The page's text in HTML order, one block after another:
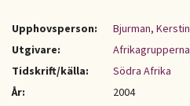
Upphovsperson:
Bjurman, Kerstin
Utgivare:
Afrikagrupperna
Tidskrift/källa:
Södra Afrika
År:
2004